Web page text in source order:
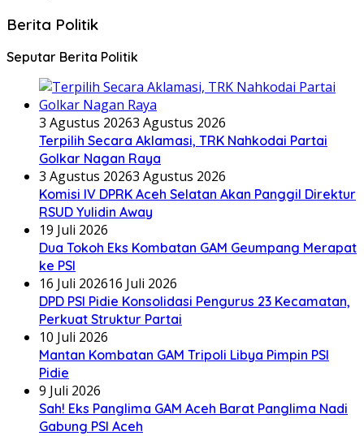
Berita Politik
Seputar Berita Politik
3 Agustus 20263 Agustus 2026
Terpilih Secara Aklamasi, TRK Nahkodai Partai
Golkar Nagan Raya
3 Agustus 20263 Agustus 2026
Komisi IV DPRK Aceh Selatan Akan Panggil Direktur
RSUD Yulidin Away
19 Juli 2026
Dua Tokoh Eks Kombatan GAM Geumpang Merapat
ke PSI
16 Juli 202616 Juli 2026
DPD PSI Pidie Konsolidasi Pengurus 23 Kecamatan,
Perkuat Struktur Partai
10 Juli 2026
Mantan Kombatan GAM Tripoli Libya Pimpin PSI
Pidie
9 Juli 2026
Sah! Eks Panglima GAM Aceh Barat Panglima Nadi
Gabung PSI Aceh